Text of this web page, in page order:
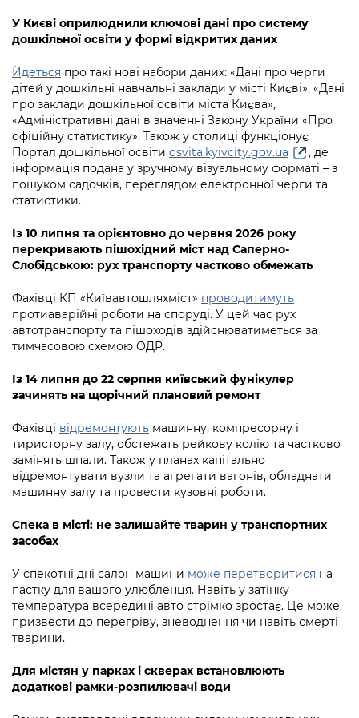
Kyiv International Relations
Річні звіти
Гендерна політика
Безбар'єрність
Київська міська військова адміністрація
Портал Захисників та Захисниць
Портал послуг
Міський застосунок Київ Цифровий
Важливе під час воєнного стану
Важливе під час воєнного стану
Про відкриті дані
Портал даних Києва
Публічні дашборди
У Києві оприлюднили ключові дані про систему
дошкільної освіти у формі відкритих даних
Йдеться про такі нові набори даних: «Дані про черги
дітей у дошкільні навчальні заклади у місті Києві», «Дані
про заклади дошкільної освіти міста Києва»,
«Адміністративні дані в значенні Закону України «Про
офіційну статистику». Також у столиці функціонує
Портал дошкільної освіти osvita.kyivcity.gov.ua
, де
інформація подана у зручному візуальному форматі – з
пошуком садочків, переглядом електронної черги та
статистики.
Із 10 липня та орієнтовно до червня 2026 року
перекривають пішохідний міст над Саперно-
Слобідською: рух транспорту частково обмежать
Фахівці КП «Київавтошляхміст» проводитимуть
протиаварійні роботи на споруді. У цей час рух
автотранспорту та пішоходів здійснюватиметься за
тимчасовою схемою ОДР.
Із 14 липня до 22 серпня київський фунікулер
зачинять на щорічний плановий ремонт
Фахівці відремонтують машинну, компресорну і
тиристорну залу, обстежать рейкову колію та частково
замінять шпали. Також у планах капітально
відремонтувати вузли та агрегати вагонів, обладнати
машинну залу та провести кузовні роботи.
Спека в місті: не залишайте тварин у транспортних
засобах
У спекотні дні салон машини може перетворитися на
пастку для вашого улюбленця. Навіть у затінку
температура всередині авто стрімко зростає. Це може
призвести до перегріву, зневоднення чи навіть смерті
тварини.
Для містян у парках і скверах встановлюють
додаткові рамки-розпилювачі води